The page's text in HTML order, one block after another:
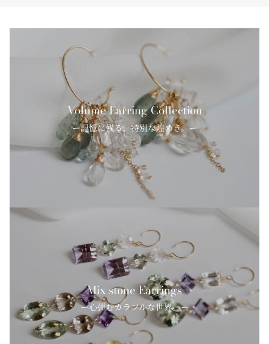
Volume Earring Collection
ー記憶に残る、特別な煌めき。ー
Mix stone Earrings
ー心弾むカラフルな世界。ー